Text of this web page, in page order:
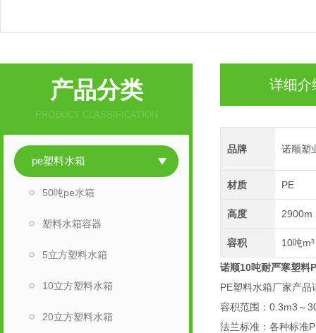
产品分类
PRODUCT CLASSIFICATION
pe塑料水箱
50吨pe水箱
塑料水箱容器
5立方塑料水箱
10立方塑料水箱
20立方塑料水箱
详细介
品牌 诺顺塑
材质 PE
高度 2900m
容积 10吨m³
诺顺10吨耐严寒塑料
PE塑料水箱厂家产品
容积范围：0.3m3～
法兰标准：各种标准